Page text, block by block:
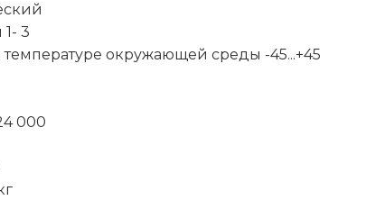
3
окружающей среды -45...+45
000